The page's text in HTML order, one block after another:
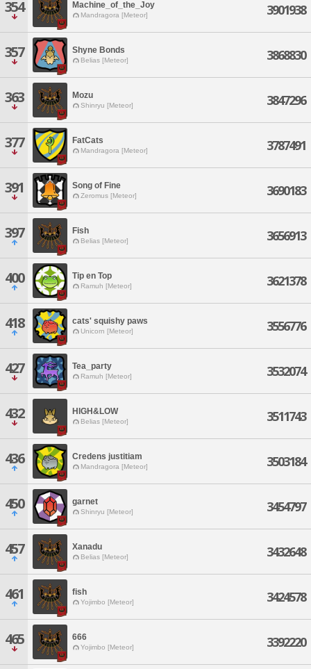
354 Machine_of_the_Joy
Mandragora [Meteor] 3901938
357 Shyne Bonds
Belias [Meteor] 3868830
363 Mozu
Shinryu [Meteor] 3847296
377 FatCats
Mandragora [Meteor] 3787491
391 Song of Fine
Zeromus [Meteor] 3690183
397 Fish
Belias [Meteor] 3656913
400 Tip en Top
Ramuh [Meteor] 3621378
418 cats' squishy paws
Unicorn [Meteor] 3556776
427 Tea_party
Ramuh [Meteor] 3532074
432 HIGH&LOW
Belias [Meteor] 3511743
436 Credens justitiam
Mandragora [Meteor] 3503184
450 garnet
Shinryu [Meteor] 3454797
457 Xanadu
Belias [Meteor] 3432648
461 fish
Yojimbo [Meteor] 3424578
465 666
Yojimbo [Meteor] 3392220